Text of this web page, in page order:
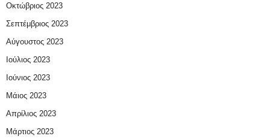
Οκτώβριος 2023
Σεπτέμβριος 2023
Αύγουστος 2023
Ιούλιος 2023
Ιούνιος 2023
Μάιος 2023
Απρίλιος 2023
Μάρτιος 2023